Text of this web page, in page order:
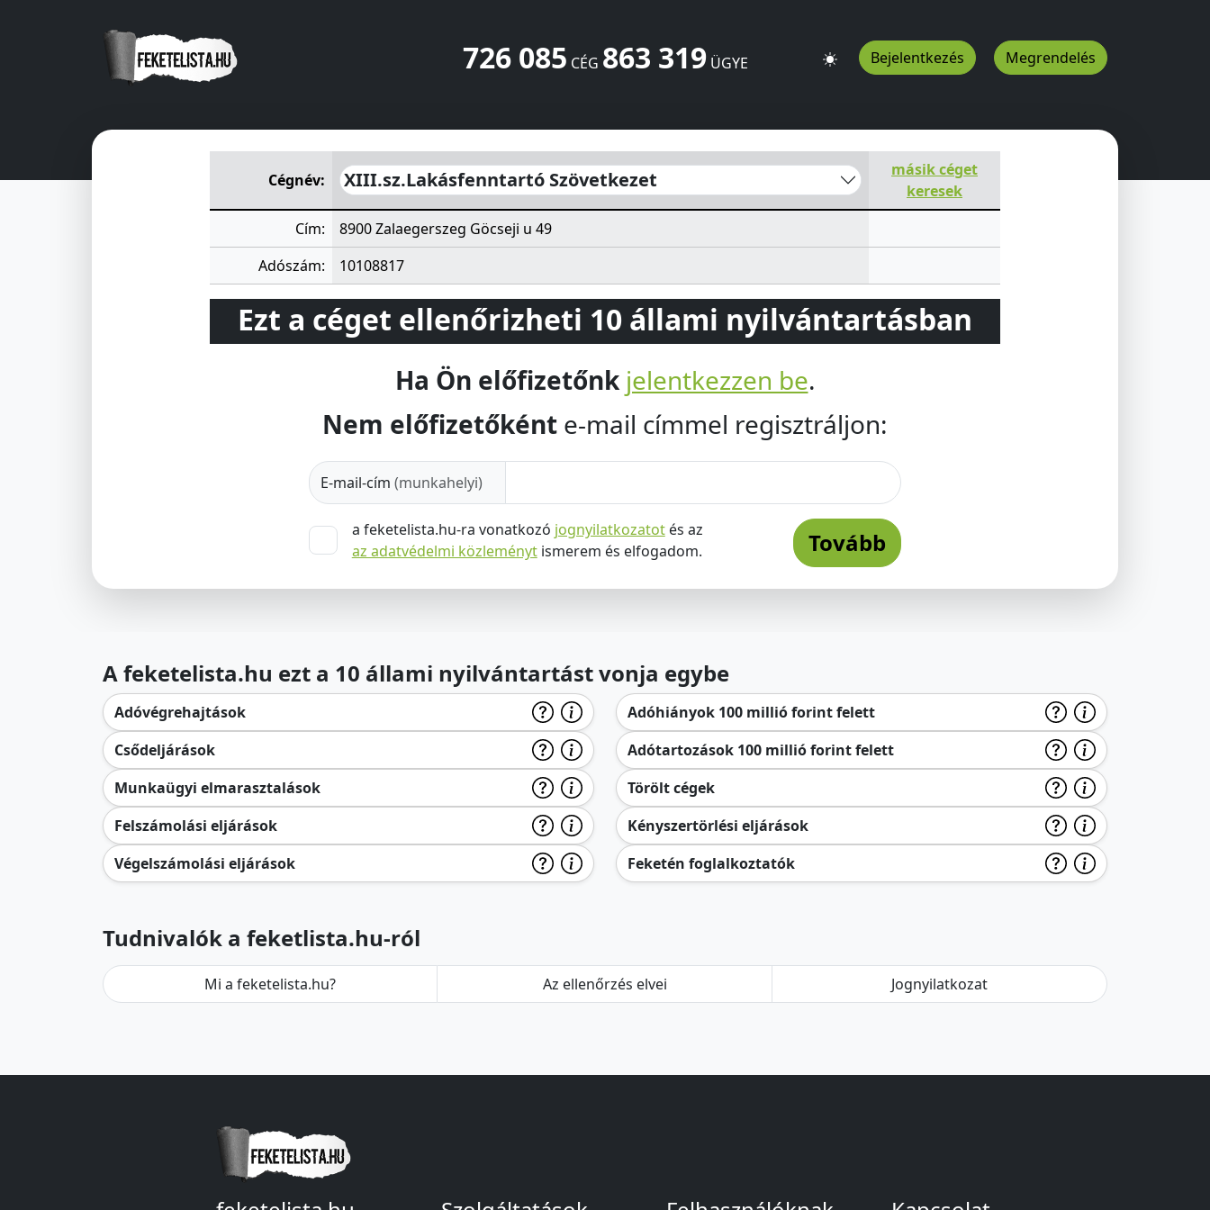
726 085 CÉG 863 319ÜGYE Bejelentkezés Megrendelés
XIII.sz.Lakásfenntartó SzövetkezetGöcseji u 49Zalaegerszeg8900HU
Cégnév:
XIII.sz.Lakásfenntartó Szövetkezet
másik céget
keresek
Cím:
8900 Zalaegerszeg Göcseji u 49
Adószám:
10108817
Ezt a céget ellenőrizheti 10 állami nyilvántartásban
Ha Ön előfizetőnk jelentkezzen be.
Nem előfizetőként e-mail címmel regisztráljon:
E-mail-cím (munkahelyi)
a feketelista.hu-ra vonatkozó jognyilatkozatotés az
az adatvédelmi közleménytismerem és elfogadom. Tovább
A feketelista.hu ezt a 10 állami nyilvántartást vonja egybe
Adóvégrehajtások
Csődeljárások
Munkaügyi elmarasztalások
Felszámolási eljárások
Végelszámolási eljárások
Adóhiányok 100 millió forint felett
Adótartozások 100 millió forint felett
Törölt cégek
Kényszertörlési eljárások
Feketén foglalkoztatók
Tudnivalók a feketlista.hu-ról
Mi a feketelista.hu? Az ellenőrzés elvei Jognyilatkozat